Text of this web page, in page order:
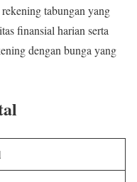
tabungan yang
finansial harian serta
dengan bunga yang